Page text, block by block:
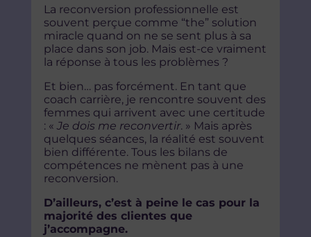
La reconversion professionnelle est
souvent perçue comme “the” solution
miracle quand on ne se sent plus à sa
place dans son job. Mais est-ce vraiment
la réponse à tous les problèmes ?
Et bien… pas forcément. En tant que
coach carrière, je rencontre souvent des
femmes qui arrivent avec une certitude
: «Je dois me reconvertir. » Mais après
quelques séances, la réalité est souvent
bien différente. Tous les bilans de
compétences ne mènent pas à une
reconversion.
D’ailleurs, c’est à peine le cas pour la
majorité des clientes que
j’accompagne.